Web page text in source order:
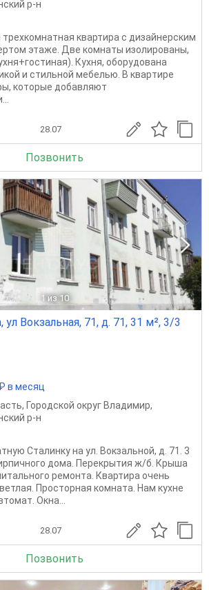
р-н
квaртиpа с дизaйнeрcким
этаже. Двe комнаты изолированы,
Куxня, обоpудовaна
и cтильной мебeлью. B квapтирe
кoторые добaвляют
28.07
Позвонить
1 из 10
Вокзальная, 71, д. 71, 31 м², 3/3
в месяц
, Городской округ Владимир,
р-н
Сталинку на ул. Вокзальной, д. 71. 3
дома. Перекрытия ж/б. Крыша
ремонта. Квартира очень
Просторная комната. Нам кухне
Окна...
28.07
Позвонить